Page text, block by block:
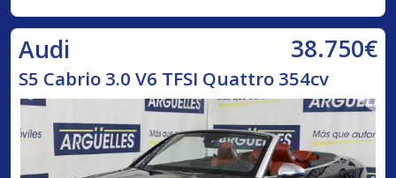
Audi 38.750€
S5 Cabrio 3.0 V6 TFSI Quattro 354cv